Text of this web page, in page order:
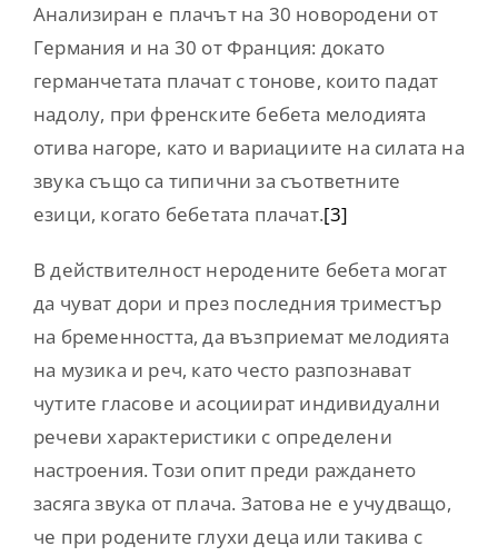
Анализиран е плачът на 30 новородени от
Германия и на 30 от Франция: докато
германчетата плачат с тонове, които падат
надолу, при френските бебета мелодията
отива нагоре, като и вариациите на силата на
звука също са типични за съответните
езици, когато бебетата плачат.[3]
В действителност неродените бебета могат
да чуват дори и през последния триместър
на бременността, да възприемат мелодията
на музика и реч, като често разпознават
чутите гласове и асоциират индивидуални
речеви характеристики с определени
настроения. Този опит преди раждането
засяга звука от плача. Затова не е учудващо,
че при родените глухи деца или такива с